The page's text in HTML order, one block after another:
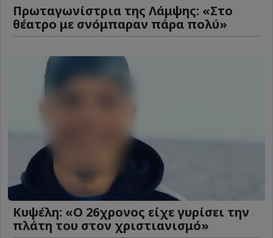
Πρωταγωνίστρια της Λάμψης: «Στο
θέατρο με σνόμπαραν πάρα πολύ»
Κυψέλη: «Ο 26χρονος είχε γυρίσει την
πλάτη του στον χριστιανισμό»